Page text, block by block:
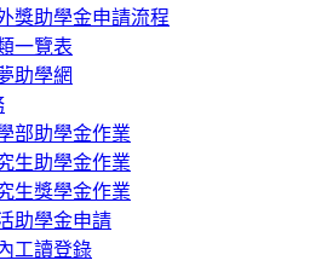
獎助學金申請流程
一覽表
助學網
部助學金作業
生助學金作業
生獎學金作業
助學金申請
工讀登錄